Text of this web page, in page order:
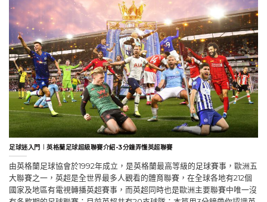
由英格蘭足球協會於1992年成立，是英格蘭最高等級的足球賽事，歐洲五
大聯賽之一，英超是全世界最多人觀看的體育聯賽，在全球各地有212個
國家及地區有電視轉播英超賽事，而英超同時也是歐洲主要聯賽中唯一沒